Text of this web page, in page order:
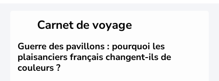
Carnet de voyage
Guerre des pavillons : pourquoi les
plaisanciers français changent-ils de
couleurs ?